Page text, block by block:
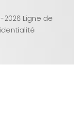
2026 Ligne de